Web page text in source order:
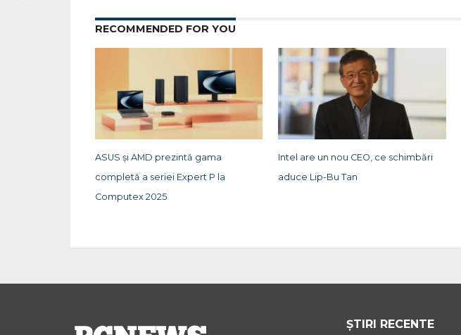
RECOMMENDED FOR YOU
ASUS și AMD prezintă gama
completă a seriei Expert P la
Computex 2025
Intel are un nou CEO, ce schimbări
aduce Lip-Bu Tan
ȘTIRI RECENTE